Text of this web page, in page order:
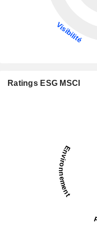
Ratings ESG MSCI